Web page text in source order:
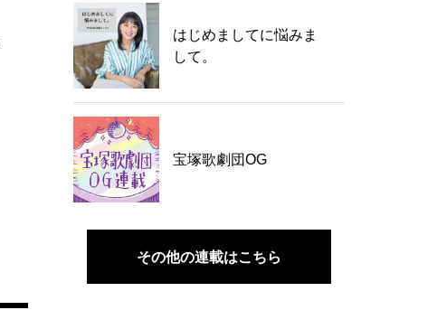
はじめましてに悩みま
して。
宝塚歌劇団OG
その他の連載はこちら